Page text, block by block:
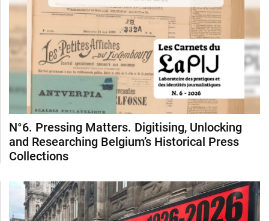
N°6. Pressing Matters. Digitising, Unlocking
and Researching Belgium’s Historical Press
Collections